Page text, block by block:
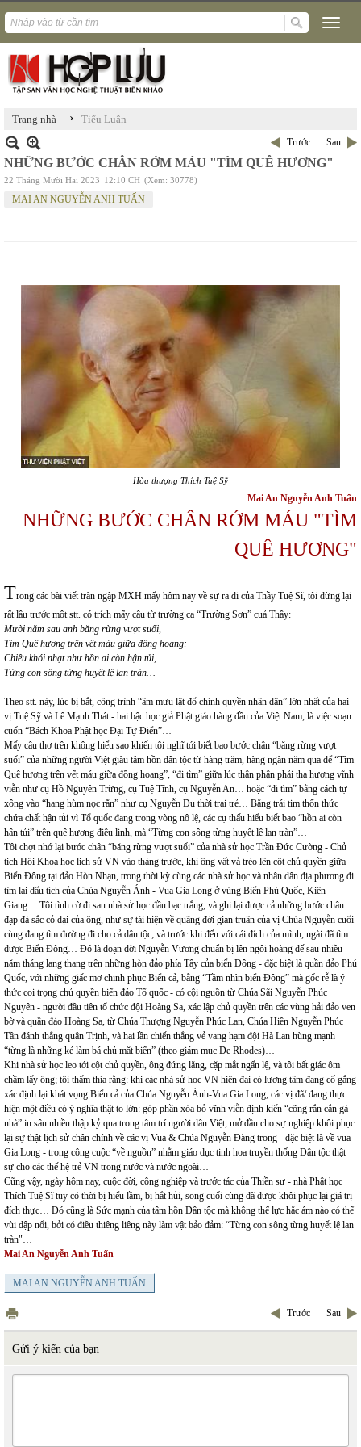
Trang nhà › Tiểu Luận
Trước Sau
NHỮNG BƯỚC CHÂN RỚM MÁU "TÌM QUÊ HƯƠNG"
22 Tháng Mười Hai 2023 12:10 CH (Xem: 30778)
MAI AN NGUYỄN ANH TUẤN
Hòa thượng Thích Tuệ Sỹ
Mai An Nguyễn Anh Tuấn
NHỮNG BƯỚC CHÂN RỚM MÁU "TÌM
QUÊ HƯƠNG"
Trong các bài viết tràn ngập MXH mấy hôm nay về sự ra đi của Thầy Tuệ Sĩ, tôi dừng lại
rất lâu trước một stt. có trích mấy câu từ trường ca “Trường Sơn” cuả Thầy:
Mười năm sau anh băng rừng vượt suối,
Tìm Quê hương trên vết máu giữa đồng hoang:
Chiều khói nhạt như hồn ai còn hận tủi,
Từng con sông từng huyết lệ lan tràn…
Theo stt. này, lúc bị bắt, công trình “âm mưu lật đổ chính quyền nhân dân” lớn nhất của hai
vị Tuệ Sỹ và Lê Mạnh Thát - hai bậc học giả Phật giáo hàng đầu của Việt Nam, là việc soạn
cuốn “Bách Khoa Phật học Đại Tự Điển”…
Mấy câu thơ trên không hiểu sao khiến tôi nghĩ tới biết bao bước chân “băng rừng vượt
suối” của những người Việt giàu tâm hồn dân tộc từ hàng trăm, hàng ngàn năm qua để “Tìm
Quê hương trên vết máu giữa đồng hoang”, “đi tìm” giữa lúc thân phận phải tha hương vĩnh
viễn như cụ Hồ Nguyên Trừng, cụ Tuệ Tĩnh, cụ Nguyễn An… hoặc “đi tìm” bằng cách tự
xông vào “hang hùm nọc rắn” như cụ Nguyễn Du thời trai trẻ… Bằng trái tim thổn thức
chứa chất hận tủi vì Tổ quốc đang trong vòng nô lệ, các cụ thấu hiểu biết bao “hồn ai còn
hận tủi” trên quê hương điêu linh, mà “Từng con sông từng huyết lệ lan tràn”…
Tôi chợt nhớ lại bước chân “băng rừng vượt suối” của nhà sử học Trần Đức Cường - Chủ
tịch Hội Khoa học lịch sử VN vào tháng trước, khi ông vất vả trèo lên cột chủ quyền giữa
Biển Đông tại đảo Hòn Nhạn, trong thời kỳ cùng các nhà sử học và nhân dân địa phương đi
tìm lại dấu tích của Chúa Nguyễn Ánh - Vua Gia Long ở vùng Biển Phú Quốc, Kiên
Giang… Tôi tình cờ đi sau nhà sử học đầu bạc trắng, và ghi lại được cả những bước chân
đạp đá sắc cỏ dại của ông, như sự tái hiện về quãng đời gian truân của vị Chúa Nguyễn cuối
cùng đang tìm đường đi cho cả dân tộc; và trước khi đến với cái đích của mình, ngài đã tìm
được Biển Đông… Đó là đoạn đời Nguyễn Vương chuẩn bị lên ngôi hoàng đế sau nhiều
năm tháng lang thang trên những hòn đảo phía Tây của biển Đông - đặc biệt là quần đảo Phú
Quốc, với những giấc mơ chinh phục Biển cả, bằng “Tầm nhìn biển Đông” mà gốc rễ là ý
thức coi trọng chủ quyền biển đảo Tổ quốc - có cội nguồn từ Chúa Sãi Nguyễn Phúc
Nguyên - người đầu tiên tổ chức đội Hoàng Sa, xác lập chủ quyền trên các vùng hải đảo ven
bờ và quần đảo Hoàng Sa, từ Chúa Thượng Nguyễn Phúc Lan, Chúa Hiền Nguyễn Phúc
Tần đánh thắng quân Trịnh, và hai lần chiến thắng vẻ vang hạm đội Hà Lan hùng mạnh
“từng là những kẻ làm bá chủ mặt biển” (theo giám mục De Rhodes)…
Khi nhà sử học leo tới cột chủ quyền, ông đứng lặng, cặp mắt ngấn lệ, và tôi bất giác ôm
chầm lấy ông; tôi thấm thía rằng: khi các nhà sử học VN hiện đại có lương tâm đang cố gắng
xác định lại khát vọng Biển cả của Chúa Nguyễn Ánh-Vua Gia Long, các vị đã/ đang thực
hiện một điều có ý nghĩa thật to lớn: góp phần xóa bỏ vĩnh viễn định kiến “cõng rắn cắn gà
nhà” in sâu nhiều thập kỷ qua trong tâm trí người dân Việt, mở đầu cho sự nghiệp khôi phục
lại sự thật lịch sử chân chính về các vị Vua & Chúa Nguyễn Đàng trong - đặc biệt là về vua
Gia Long - trong công cuộc “về nguồn” nhằm giáo dục tinh hoa truyền thống Dân tộc thật
sự cho các thế hệ trẻ VN trong nước và nước ngoài…
Cũng vậy, ngày hôm nay, cuộc đời, công nghiệp và trước tác của Thiền sư - nhà Phật học
Thích Tuệ Sĩ tuy có thời bị hiểu lầm, bị hắt hủi, song cuối cùng đã được khôi phục lại giá trị
đích thực… Đó cũng là Sức mạnh của tâm hồn Dân tộc mà không thế lực hắc ám nào có thể
vùi dập nổi, bởi có điều thiêng liêng này làm vật bảo đảm: “Từng con sông từng huyết lệ lan
tràn"…
Mai An Nguyễn Anh Tuấn
MAI AN NGUYỄN ANH TUẤN
Trước Sau
Gửi ý kiến của bạn